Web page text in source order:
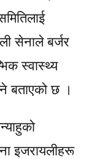
सेनाले बर्जर
स्वास्थ्य
बताएको छ ।
इजरायलीहरू